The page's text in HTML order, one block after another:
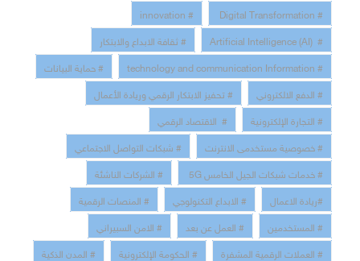
# Digital Transformation
# innovation
# Artificial Intelligence (AI)
# ثقافة الابداع والابتكار
# technology and communication Information
# حماية البيانات
# الدفع الالكتروني
# تحفيز الابتكار الرقمي وريادة الأعمال
# التجارة الإلكترونية
# الاقتصاد الرقمي
# خصوصية مستخدمى الانترنت
# شبكات التواصل الاجتماعي
# خدمات شبكات الجيل الخامس 5G
# الشركات الناشئة
#ريادة الاعمال
# الابداع التكنولوجي
# المنصات الرقمية
# المستخدمين
# العمل عن بعد
# الامن السبيراني
# العملات الرقمية المشفرة
# الحكومة الإلكترونية
# المدن الذكية